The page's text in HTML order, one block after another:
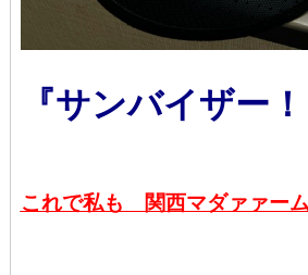
『サンバイザー！
これで私も 関西マダァァーム